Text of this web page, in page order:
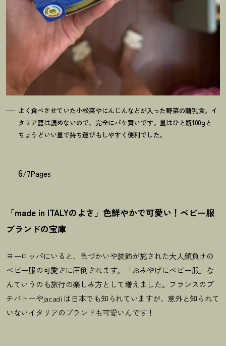
よく食べさせていた小松菜やにんじんなどが入った野菜の離乳食。イ
タリア語は読めないので、完全にパケ買いです。量はひと瓶100gと
ちょうどいい量で持ち運びもしやすく便利でした。
6/7Pages
「made in ITALYのよさ」色鮮やかで可愛い ！ ベビー服
ブランドの宝庫
ヨーロッパにいると、色づかいや装飾が施された大人顔負けの
ベビー服の可愛さに圧倒されます。「おみやげにベビー服」な
んていうのも旅行の楽しみ方として増えました。フランスのプ
チバトーやjacadi は日本でも知られていますが、意外と知られて
いないイタリアのブランドも可愛いんです！